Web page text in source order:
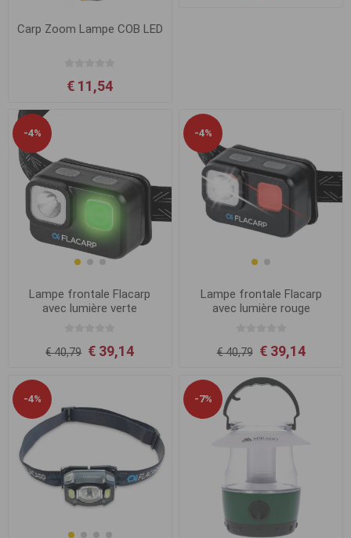
Carp Zoom Lampe COB LED
€ 11,54
-4%
Lampe frontale Flacarp
avec lumière verte
€ 40,79 € 39,14
-4%
Lampe frontale Flacarp
avec lumière rouge
€ 40,79 € 39,14
-4% -7%